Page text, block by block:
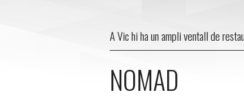
A Vic hi ha un ampli ventall de
NOMAD